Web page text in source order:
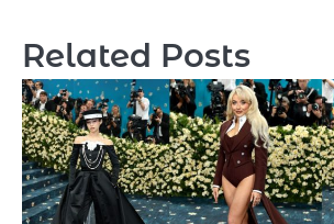
Related Posts